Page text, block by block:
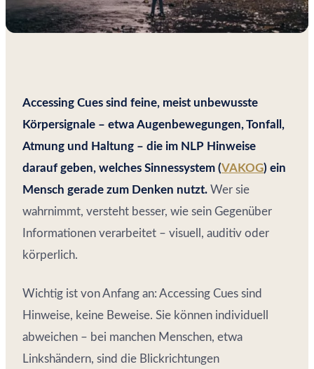
Accessing Cues sind feine, meist unbewusste
Körpersignale – etwa Augenbewegungen, Tonfall,
Atmung und Haltung – die im NLP Hinweise
darauf geben, welches Sinnessystem (VAKOG) ein
Mensch gerade zum Denken nutzt. Wer sie
wahrnimmt, versteht besser, wie sein Gegenüber
Informationen verarbeitet – visuell, auditiv oder
körperlich.
Wichtig ist von Anfang an: Accessing Cues sind
Hinweise, keine Beweise. Sie können individuell
abweichen – bei manchen Menschen, etwa
Linkshändern, sind die Blickrichtungen